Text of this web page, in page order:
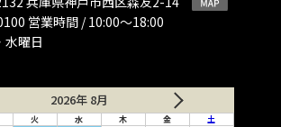
営業時間 / 10:00〜18:00
水曜日
2026年 8月
火 水 木 金 土